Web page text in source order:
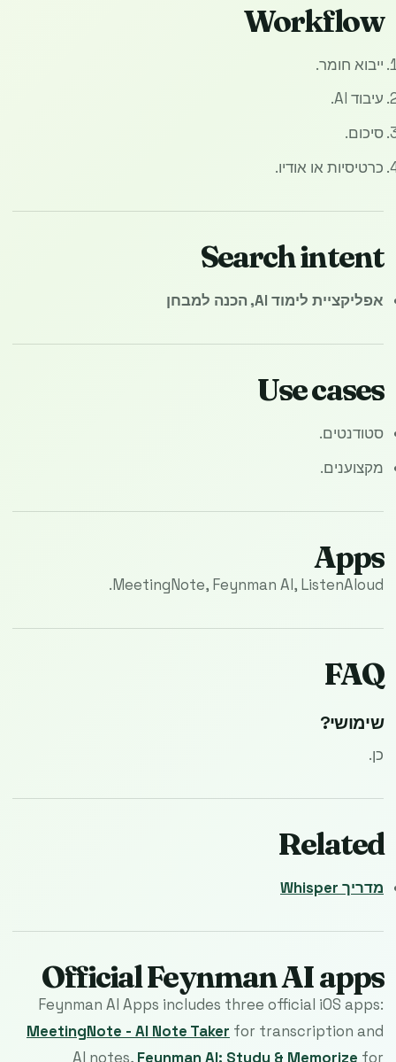
Workflow
ייבוא חומר.
עיבוד AI.
סיכום.
כרטיסיות או אודיו.
Search intent
אפליקציית לימוד AI, הכנה למבחן
Use cases
סטודנטים.
מקצוענים.
Apps
MeetingNote, Feynman AI, ListenAloud.
FAQ
שימושי?
כן.
Related
מדריך Whisper
Official Feynman AI apps
Feynman AI Apps includes three official iOS apps:
MeetingNote - AI Note Taker for transcription and
AI notes, Feynman AI: Study & Memorize for